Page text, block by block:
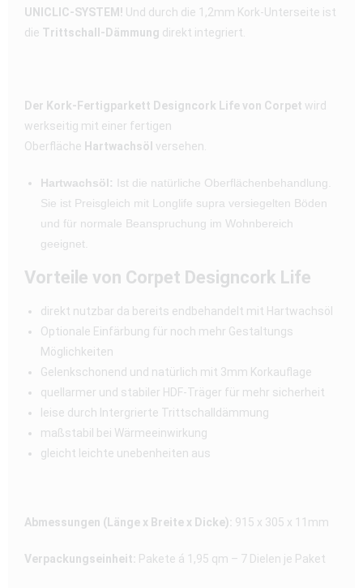
UNICLIC-SYSTEM! Und durch die 1,2mm Kork-Unterseite ist
die Trittschall-Dämmung direkt integriert.
Der Kork-Fertigparkett Designcork Life von Corpet wird
werkseitig mit einer fertigen
Oberfläche Hartwachsöl versehen.
Hartwachsöl:
Ist die natürliche Oberflächenbehandlung.
Sie ist Preisgleich mit Longlife supra versiegelten Böden
und für normale Beanspruchung im Wohnbereich
geeignet.
Vorteile von Corpet Designcork Life
direkt nutzbar da bereits endbehandelt mit Hartwachsöl
Optionale Einfärbung für noch mehr Gestaltungs
Möglichkeiten
Gelenkschonend und natürlich mit 3mm Korkauflage
quellarmer und stabiler HDF-Träger für mehr sicherheit
leise durch Intergrierte Trittschalldämmung
maßstabil bei Wärmeeinwirkung
gleicht leichte unebenheiten aus
Abmessungen (Länge x Breite x Dicke): 915 x 305 x 11mm
Verpackungseinheit: Pakete á 1,95 qm – 7 Dielen je Paket